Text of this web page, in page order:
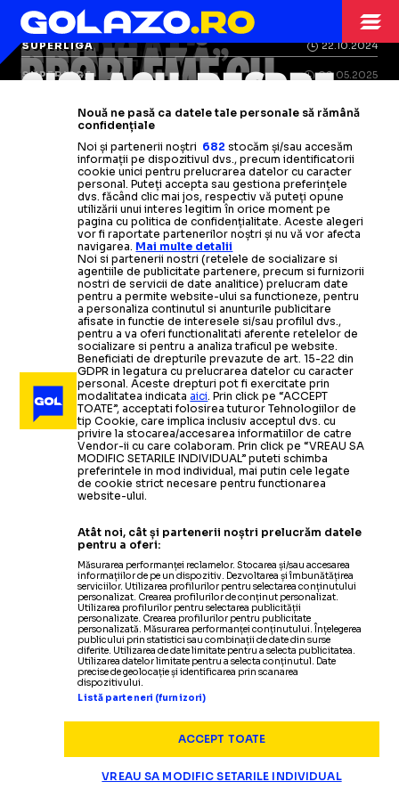
LEGE
STRADĂ!
Mondialul din 2026 schimbă o lege
incredibilă din SUA:
„Era o
prostie”
Citește mai mult
ALERGAT?
În 2026 apare
limita de viteză pe
trotuar!Poliția, nevoită să
reacționeze după valul de ironii
Citește mai mult
OAMENILOR
PRIMEAZĂ”
CFR Cluj vrea ca Liga 1să copieze
Serie A:„E o decizie mai
importantă decât ratingul
televiziunilor”
Citește mai mult
SUPERLIGA 14.06.2025
PROBLEME CU
LEGEA
Jucătorul Rapidului,bun de plată
în Franța!Decizia Tribunalului
Citește mai mult
SUPERLIGA 09.05.2025
RISCĂ
ÎNCHISOAREA
O nouă lege privind folosirea
materialelor pirotehnice: pedepse
de la 1 la 5 ani
Citește mai mult
SUPERLIGA 22.10.2024
CIOLACU, DESPRE
STEAUA-FCSB
Premierul a vorbit despre
nesfârșitul conflict șivrea să
schimbe legea! + Mesaj pentru
Talpan
Citește mai mult
ARHIVA FOTBAL 01.04.2011
Lege aspra in Turcia pentru
combaterea huliganismului
Citește mai mult
Termeni și condiții
Politica de confidențialitate
Modifică Setările
Contact
Nouă ne pasă ca datele tale personale să rămână
confidențiale
Noi și partenerii noștri 682 stocăm și/sau accesăm
informații pe dispozitivul dvs., precum identificatorii
cookie unici pentru prelucrarea datelor cu caracter
personal. Puteți accepta sau gestiona preferințele
dvs. făcând clic mai jos, respectiv vă puteți opune
utilizării unui interes legitim în orice moment pe
pagina cu politica de confidențialitate. Aceste alegeri
vor fi raportate partenerilor noștri și nu vă vor afecta
navigarea. Mai multe detalii
Noi si partenerii nostri (retelele de socializare si
agentiile de publicitate partenere, precum si furnizorii
nostri de servicii de date analitice) prelucram date
pentru a permite website-ului sa functioneze, pentru
a personaliza continutul si anunturile publicitare
afisate in functie de interesele si/sau profilul dvs.,
pentru a va oferi functionalitati aferente retelelor de
socializare si pentru a analiza traficul pe website.
Beneficiati de drepturile prevazute de art. 15-22 din
GDPR in legatura cu prelucrarea datelor cu caracter
personal. Aceste drepturi pot fi exercitate prin
modalitatea indicataaici . Prin click pe “ACCEPT
TOATE”, acceptati folosirea tuturor Tehnologiilor de
tip Cookie, care implica inclusiv acceptul dvs. cu
privire la stocarea/accesarea informatiilor de catre
Vendor-ii cu care colaboram. Prin click pe “VREAU SA
MODIFIC SETARILE INDIVIDUAL” puteti schimba
preferintele in mod individual, mai putin cele legate
de cookie strict necesare pentru functionarea
website-ului.
Atât noi, cât și partenerii noștri prelucrăm datele
pentru a oferi:
Măsurarea performanței reclamelor. Stocarea și/sau accesarea
informațiilor de pe un dispozitiv. Dezvoltarea și îmbunătățirea
serviciilor. Utilizarea profilurilor pentru selectarea conținutului
personalizat. Crearea profilurilor de conținut personalizat.
Utilizarea profilurilor pentru selectarea publicității
personalizate. Crearea profilurilor pentru publicitate
personalizată. Măsurarea performanței conținutului. Înțelegerea
publicului prin statistici sau combinații de date din surse
diferite. Utilizarea de date limitate pentru a selecta publicitatea.
Utilizarea datelor limitate pentru a selecta conținutul. Date
precise de geolocație și identificarea prin scanarea
dispozitivului.
Listă parteneri (furnizori)
ACCEPT TOATE
VREAU SA MODIFIC SETARILE INDIVIDUAL